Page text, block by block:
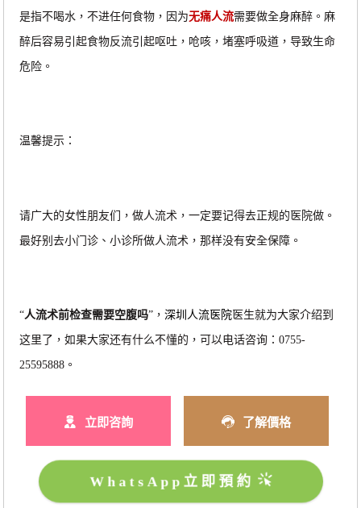
是指不喝水，不进任何食物，因为无痛人流需要做全身麻醉。麻
醉后容易引起食物反流引起呕吐，呛咳，堵塞呼吸道，导致生命
危险。
温馨提示：
请广大的女性朋友们，做人流术，一定要记得去正规的医院做。
最好别去小门诊、小诊所做人流术，那样没有安全保障。
“人流术前检查需要空腹吗”， 深圳人流医院医生就为大家介绍到
这里了，如果大家还有什么不懂的，可以电话咨询：0755-
25595888。
立即咨詢 了解價格
WhatsApp立即預約